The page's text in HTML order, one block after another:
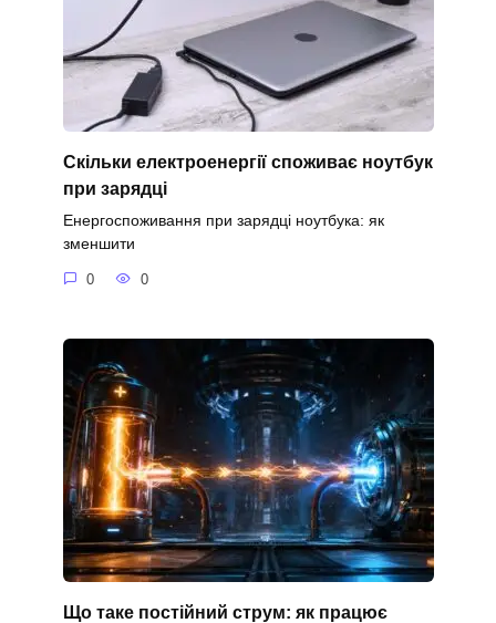
Скільки електроенергії споживає ноутбук
при зарядці
Енергоспоживання при зарядці ноутбука: як
зменшити
0 0
Що таке постійний струм: як працює